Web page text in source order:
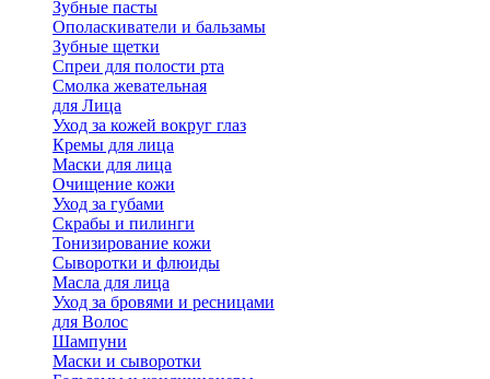
Зубные пасты
Ополаскиватели и бальзамы
Зубные щетки
Спреи для полости рта
Смолка жевательная
для Лица
Уход за кожей вокруг глаз
Кремы для лица
Маски для лица
Очищение кожи
Уход за губами
Скрабы и пилинги
Тонизирование кожи
Сыворотки и флюиды
Масла для лица
Уход за бровями и ресницами
для Волос
Шампуни
Маски и сыворотки